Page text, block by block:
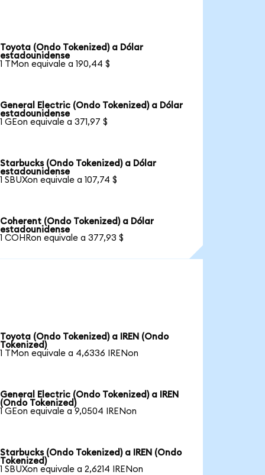
Toyota (Ondo Tokenized) a Dólar
estadounidense
1 TMon equivale a 190,44 $
General Electric (Ondo Tokenized) a Dólar
estadounidense
1 GEon equivale a 371,97 $
Starbucks (Ondo Tokenized) a Dólar
estadounidense
1 SBUXon equivale a 107,74 $
Coherent (Ondo Tokenized) a Dólar
estadounidense
1 COHRon equivale a 377,93 $
Toyota (Ondo Tokenized) a IREN (Ondo
Tokenized)
1 TMon equivale a 4,6336 IRENon
General Electric (Ondo Tokenized) a IREN
(Ondo Tokenized)
1 GEon equivale a 9,0504 IRENon
Starbucks (Ondo Tokenized) a IREN (Ondo
Tokenized)
1 SBUXon equivale a 2,6214 IRENon